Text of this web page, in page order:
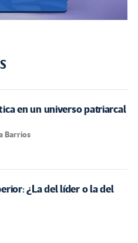
en un universo patriarcal
Barrios
¿La del líder o la del